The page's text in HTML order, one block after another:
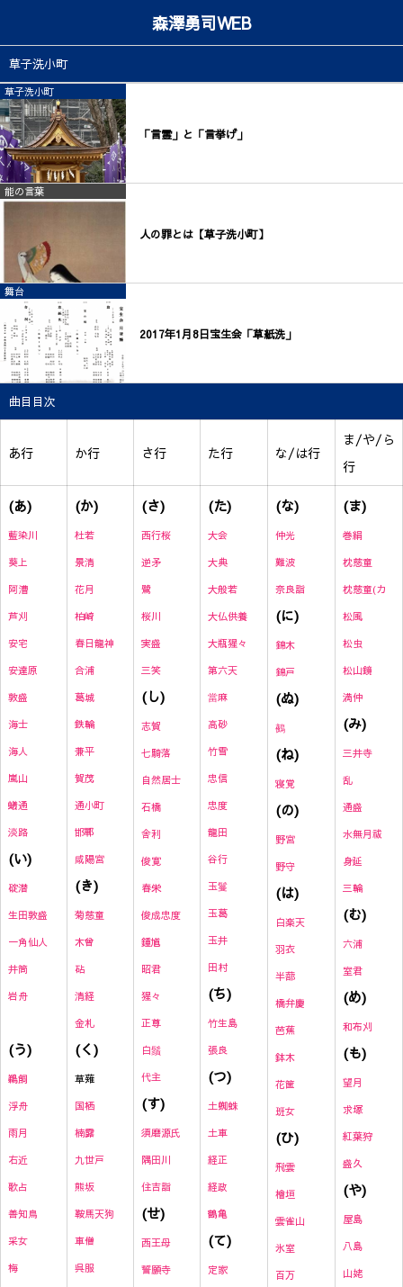
森澤勇司WEB
草子洗小町
草子洗小町
「言霊」と「言挙げ」
能の言葉
人の罪とは【草子洗小町】
舞台
2017年1月8日宝生会「草紙洗」
曲目目次
あ行 か行 さ行 た行 な/は行
ま/や/ら
行
(あ)
藍染川
葵上
阿漕
芦刈
安宅
安達原
敦盛
海士
海人
嵐山
蟻通
淡路
(い)
碇潜
生田敦盛
一角仙人
井筒
岩舟
(う)
鵜飼
浮舟
雨月
右近
歌占
善知鳥
采女
梅
(か)
杜若
景清
花月
柏崎
春日龍神
合浦
葛城
鉄輪
兼平
賀茂
通小町
邯鄲
咸陽宮
(き)
菊慈童
木曾
砧
清経
金札
(く)
草薙
国栖
楠露
九世戸
熊坂
鞍馬天狗
車僧
呉服
(さ)
西行桜
逆矛
鷺
桜川
実盛
三笑
(し)
志賀
七騎落
自然居士
石橋
舎利
俊寛
春栄
俊成忠度
鍾馗
昭君
猩々
正尊
白鬚
代主
(す)
須磨源氏
隅田川
住吉詣
(せ)
西王母
誓願寺
(た)
大会
大典
大般若
大仏供養
大瓶猩々
第六天
當麻
高砂
竹雪
忠信
忠度
龍田
谷行
玉鬘
玉葛
玉井
田村
(ち)
竹生島
張良
(つ)
土蜘蛛
土車
経正
経政
鶴亀
(て)
定家
(な)
仲光
難波
奈良詣
(に)
錦木
錦戸
(ぬ)
鵺
(ね)
寝覚
(の)
野宮
野守
(は)
白楽天
羽衣
半蔀
橋弁慶
芭蕉
鉢木
花筐
班女
(ひ)
飛雲
檜垣
雲雀山
氷室
百万
(ま)
巻絹
枕慈童
枕慈童(カ
松風
松虫
松山鏡
満仲
(み)
三井寺
乱
通盛
水無月祓
身延
三輪
(む)
六浦
室君
(め)
和布刈
(も)
望月
求塚
紅葉狩
盛久
(や)
屋島
八島
山姥